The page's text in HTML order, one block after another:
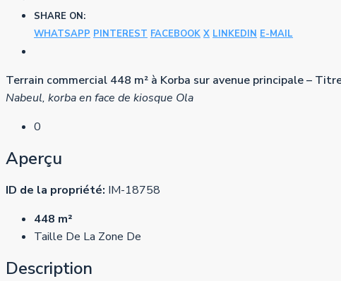
SHARE ON:
WHATSAPP PINTEREST FACEBOOK X LINKEDIN E-MAIL
Terrain commercial 448 m² à Korba sur avenue principale –
Nabeul, korba en face de kiosque Ola
0
Aperçu
ID de la propriété: IM-18758
448 m²
Taille De La Zone De
Description